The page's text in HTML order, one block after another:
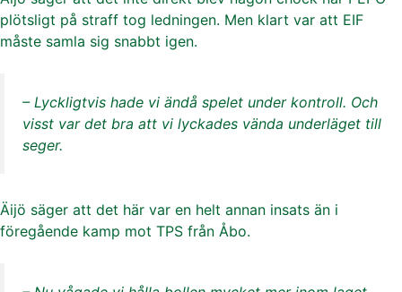
plötsligt på straff tog ledningen. Men klart var att EIF
måste samla sig snabbt igen.
– Lyckligtvis hade vi ändå spelet under kontroll. Och
visst var det bra att vi lyckades vända underläget till
seger.
Äijö säger att det här var en helt annan insats än i
föregående kamp mot TPS från Åbo.